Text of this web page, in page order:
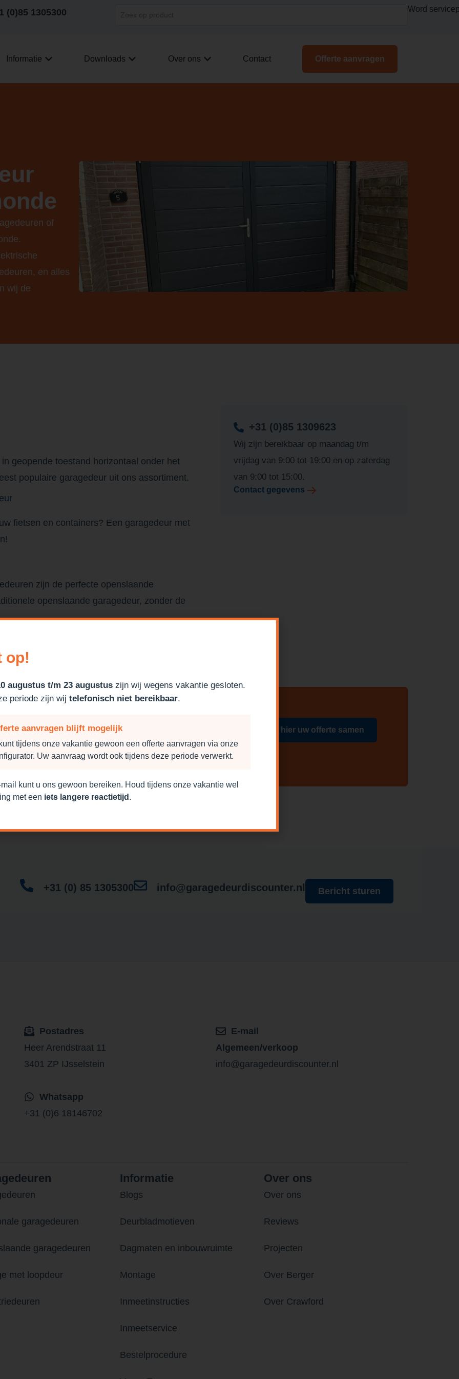
(0)85 1305300 Word
Informatie Downloads Over ons Contact Offerte aanvragen
of
en alles
wij de
geopende toestand horizontaal onder het
populaire garagedeur uit ons assortiment.
fietsen en containers? Een garagedeur met
zijn de perfecte openslaande
openslaande garagedeur, zonder de
+31 (0)85 1309623
Wij zijn bereikbaar op maandag t/m
vrijdag van 9:00 tot 19:00 en op zaterdag
van 9:00 tot 15:00.
Contact gegevens
zelf samen met onze
Stel hier uw offerte samen
+31 (0) 85 1305300 info@garagedeurdiscounter.nl Bericht sturen
Postadres
Heer Arendstraat 11
3401 ZP IJsselstein
E-mail
Algemeen/verkoop
info@garagedeurdiscounter.nl
Whatsapp
+31 (0)6 18146702
garagedeuren
garagedeuren
met loopdeur
Informatie
Blogs
Deurbladmotieven
Dagmaten en inbouwruimte
Montage
Inmeetinstructies
Inmeetservice
Bestelprocedure
Over ons
Over ons
Reviews
Projecten
Over Berger
Over Crawford
op!
augustus t/m 23 augustus zijn wij wegens vakantie gesloten.
periode zijn wij telefonisch niet bereikbaar.
aanvragen blijft mogelijk
tijdens onze vakantie gewoon een offerte aanvragen via onze
Uw aanvraag wordt ook tijdens deze periode verwerkt.
mail kunt u ons gewoon bereiken. Houd tijdens onze vakantie wel
met een iets langere reactietijd .